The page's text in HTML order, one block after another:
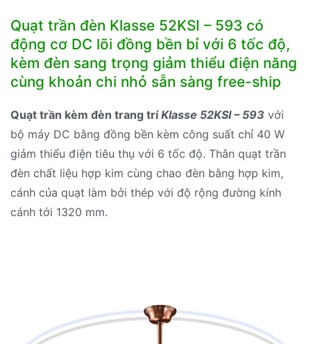
Quạt trần đèn Klasse 52KSI – 593 có
động cơ DC lõi đồng bền bỉ với 6 tốc độ,
kèm đèn sang trọng giảm thiểu điện năng
cùng khoản chi nhỏ sẵn sàng free-ship
Quạt trần kèm đèn trang tríKlasse 52KSI – 593 với
bộ máy DC bằng đồng bền kèm công suất chỉ 40 W
giảm thiểu điện tiêu thụ với 6 tốc độ. Thân quạt trần
đèn chất liệu hợp kim cùng chao đèn bằng hợp kim,
cánh của quạt làm bởi thép với độ rộng đường kính
cánh tới 1320 mm.